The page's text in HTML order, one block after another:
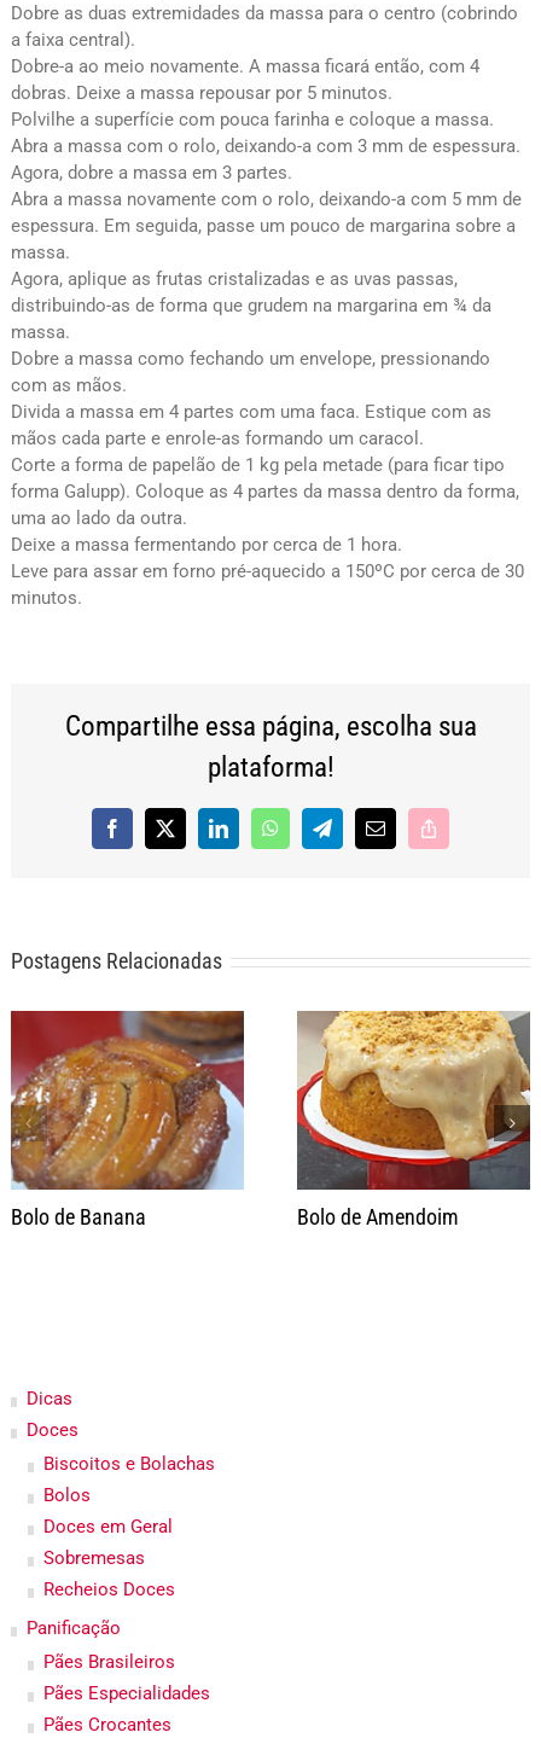
Dobre as duas extremidades da massa para o centro (cobrindo
a faixa central).
Dobre-a ao meio novamente. A massa ficará então, com 4
dobras. Deixe a massa repousar por 5 minutos.
Polvilhe a superfície com pouca farinha e coloque a massa.
Abra a massa com o rolo, deixando-a com 3 mm de espessura.
Agora, dobre a massa em 3 partes.
Abra a massa novamente com o rolo, deixando-a com 5 mm de
espessura. Em seguida, passe um pouco de margarina sobre a
massa.
Agora, aplique as frutas cristalizadas e as uvas passas,
distribuindo-as de forma que grudem na margarina em ¾ da
massa.
Dobre a massa como fechando um envelope, pressionando
com as mãos.
Divida a massa em 4 partes com uma faca. Estique com as
mãos cada parte e enrole-as formando um caracol.
Corte a forma de papelão de 1 kg pela metade (para ficar tipo
forma Galupp). Coloque as 4 partes da massa dentro da forma,
uma ao lado da outra.
Deixe a massa fermentando por cerca de 1 hora.
Leve para assar em forno pré-aquecido a 150ºC por cerca de 30
minutos.
Compartilhe essa página, escolha sua
plataforma!
Facebook
X LinkedInWhatsAppTelegram
E-
Copy
Postagens Relacionadas
Bolo de Banana Bolo de Amendoim
Dicas
Doces
Biscoitos e Bolachas
Bolos
Doces em Geral
Sobremesas
Recheios Doces
Panificação
Pães Brasileiros
Pães Especialidades
Pães Crocantes